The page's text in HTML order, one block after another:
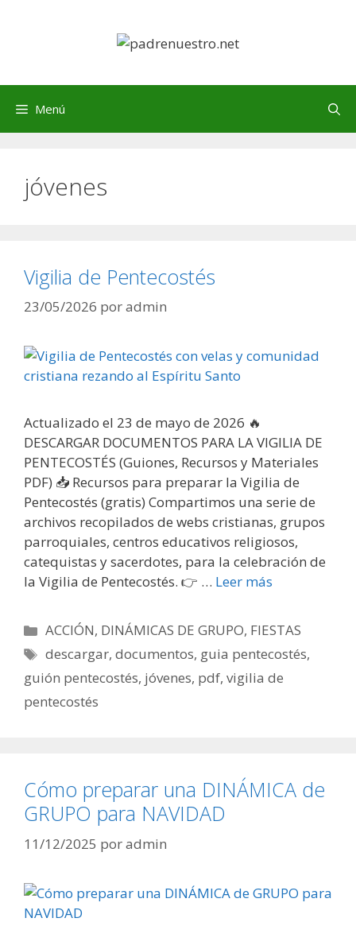
Menú
jóvenes
Vigilia de Pentecostés
23/05/2026 poradmin
Actualizado el 23 de mayo de 2026 🔥
DESCARGAR DOCUMENTOS PARA LA VIGILIA DE
PENTECOSTÉS (Guiones, Recursos y Materiales
PDF) 📥 Recursos para preparar la Vigilia de
Pentecostés (gratis) Compartimos una serie de
archivos recopilados de webs cristianas, grupos
parroquiales, centros educativos religiosos,
catequistas y sacerdotes, para la celebración de
la Vigilia de Pentecostés. 👉 … Leer más
Categorías
ACCIÓN, DINÁMICAS DE GRUPO, FIESTAS
Etiquetas
descargar,documentos, guia pentecostés,
guión pentecostés, jóvenes, pdf, vigilia de
pentecostés
Cómo preparar una DINÁMICA de
GRUPO para NAVIDAD
11/12/2025 poradmin